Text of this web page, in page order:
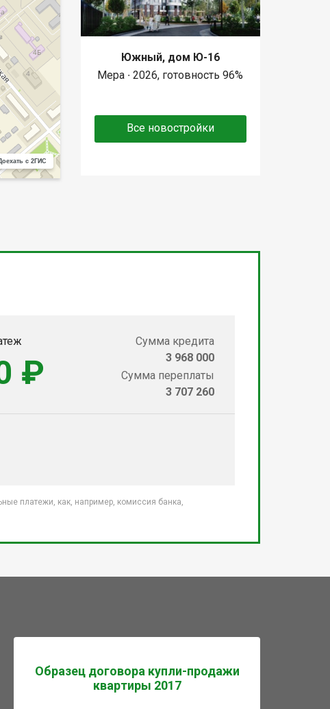
с 2ГИС
Южный, дом Ю-16
Мера ∙ 2026, готовность 96%
Все новостройки
₽
Сумма кредита
3 968 000
Сумма переплаты
3 707 260
платежи, как, например, комиссия банка,
Образец договора купли-продажи
квартиры 2017